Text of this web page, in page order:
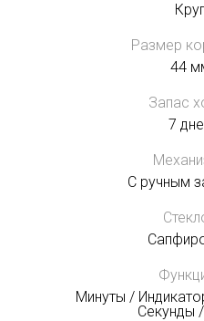
Размер
44
Запас
7
С ручным
Минуты /
Секунды